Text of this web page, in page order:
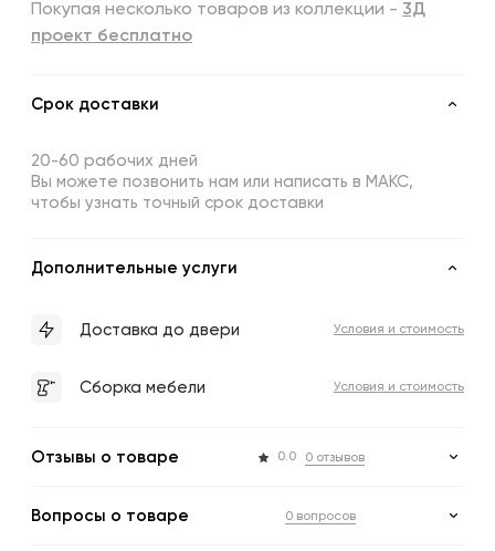
Покупая несколько товаров из коллекции - 3Д
проект бесплатно
Срок доставки
20-60 рабочих дней
Вы можете позвонить нам или написать в МАКС,
чтобы узнать точный срок доставки
Дополнительные услуги
Доставка до двери Условия и стоимость
Сборка мебели Условия и стоимость
Отзывы о товаре 0.0 0 отзывов
Вопросы о товаре 0 вопросов